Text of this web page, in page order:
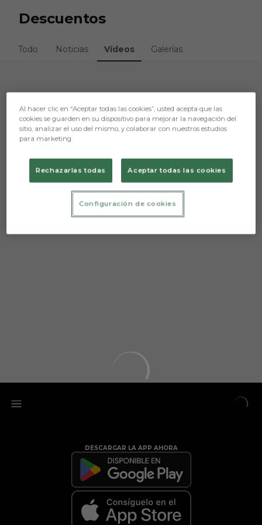
Descuentos
Todo Noticias Vídeos Galerías
Lo sentimos, no hemos encontrado nada.
Intenta otra búsqueda.
DESCARGAR LA APP AHORA
Al hacer clic en “Aceptar todas las cookies”, usted acepta que las
cookies se guarden en su dispositivo para mejorar la navegación del
sitio, analizar el uso del mismo, y colaborar con nuestros estudios
para marketing.
Rechazarlas todas Aceptar todas las cookies
Configuración de cookies